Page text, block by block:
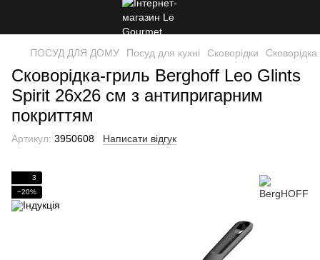
ПОСУД ДЛЯ ДОМУ Посуд для кухні Сковорідки Сковорідка
Сковорідка-гриль Berghoff Leo Glints
Spirit 26х26 см з антипригарним
покриттям
Артикул: 3950608 Написати відгук
3
−20%